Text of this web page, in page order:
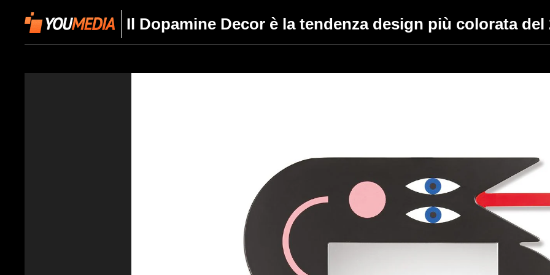
Il Dopamine Decor è la tendenza design più colorata del